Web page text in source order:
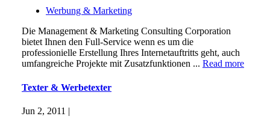
Werbung & Marketing
Die Management & Marketing Consulting Corporation
bietet Ihnen den Full-Service wenn es um die
professionielle Erstellung Ihres Internetauftritts geht, auch
umfangreiche Projekte mit Zusatzfunktionen ... Read more
Texter & Werbetexter
Jun 2, 2011 |